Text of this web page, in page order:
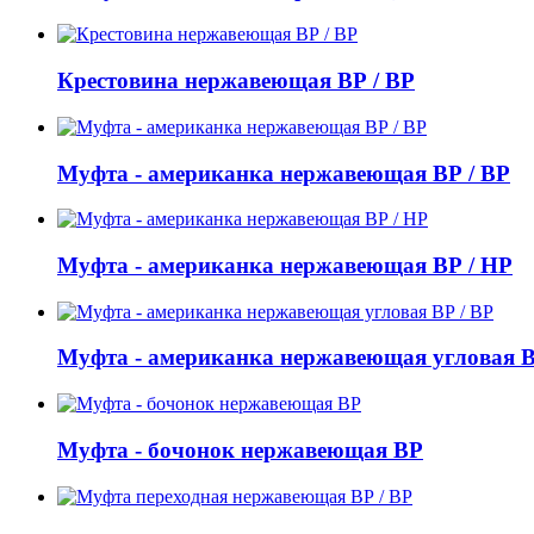
Крестовина нержавеющая ВР / ВР
Муфта - американка нержавеющая ВР / ВР
Муфта - американка нержавеющая ВР / НР
Муфта - американка нержавеющая угловая
Муфта - бочонок нержавеющая ВР